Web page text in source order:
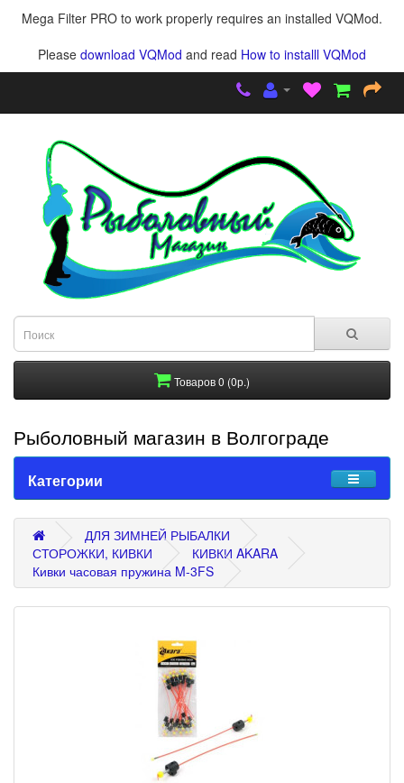
Mega Filter PRO to work properly requires an installed VQMod.
Please download VQMod and read How to installl VQMod
Товаров 0 (0р.)
Рыболовный магазин в Волгограде
Категории
ДЛЯ ЗИМНЕЙ РЫБАЛКИ
СТОРОЖКИ, КИВКИ
КИВКИ AKARA
Кивки часовая пружина M-3FS